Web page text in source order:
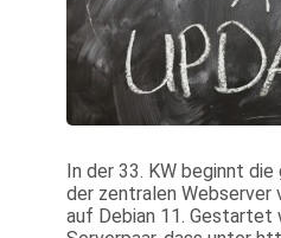
In der 33. KW beginnt
der zentralen Webserver
auf Debian 11. Gestartet